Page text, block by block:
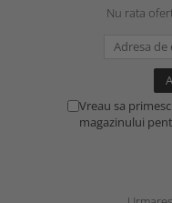
Nu rata
Vreau sa
magazinului